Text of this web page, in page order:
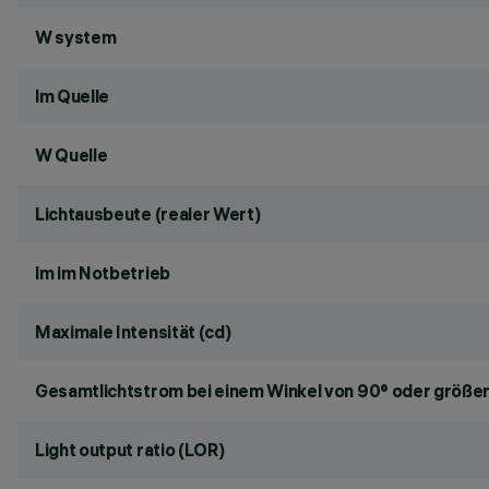
W system
lm Quelle
W Quelle
Lichtausbeute (realer Wert)
lm im Notbetrieb
Maximale Intensität (cd)
Gesamtlichtstrom bei einem Winkel von 90° oder
Light output ratio (LOR)